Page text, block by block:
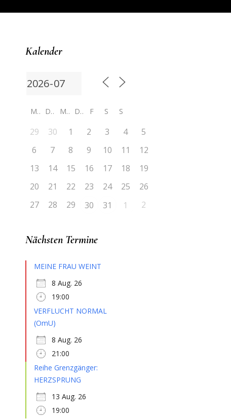
Kalender
M D M D F S S
29 30 1 2 3 4
5
6
7 8 9 10 11
12
13
14 15 16 17 18
19
20
21 22 23 24 25
26
27
28 29 30 31 1 2
Nächsten Termine
MEINE FRAU WEINT
8 Aug. 26
19:00
VERFLUCHT NORMAL
(OmU)
8 Aug. 26
21:00
Reihe Grenzgänger:
HERZSPRUNG
13 Aug. 26
19:00